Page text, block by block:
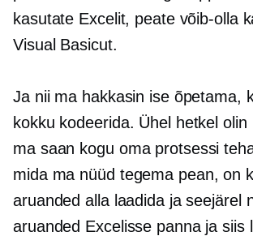
kasutate Excelit, peate võib-olla
Visual Basicut.
Ja nii ma hakkasin ise õpetama,
kokku kodeerida. Ühel hetkel olin
ma saan kogu oma protsessi
mida ma nüüd tegema pean, on
aruanded alla laadida ja seejärel
aruanded Excelisse panna ja siis